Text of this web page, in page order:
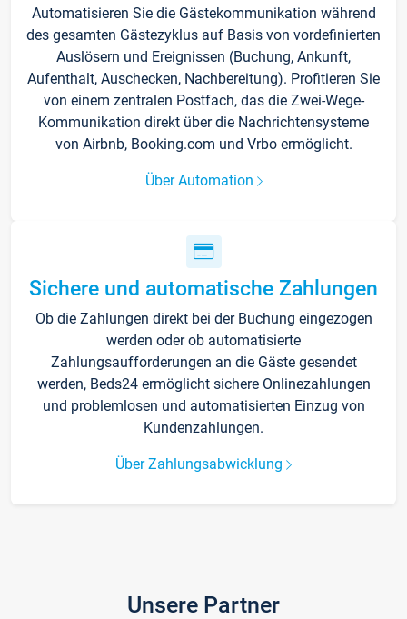
Automatisieren Sie die Gästekommunikation während
des gesamten Gästezyklus auf Basis von vordefinierten
Auslösern und Ereignissen (Buchung, Ankunft,
Aufenthalt, Auschecken, Nachbereitung). Profitieren Sie
von einem zentralen Postfach, das die Zwei-Wege-
Kommunikation direkt über die Nachrichtensysteme
von Airbnb, Booking.com und Vrbo ermöglicht.
Über Automation
Sichere und automatische Zahlungen
Ob die Zahlungen direkt bei der Buchung eingezogen
werden oder ob automatisierte
Zahlungsaufforderungen an die Gäste gesendet
werden, Beds24 ermöglicht sichere Onlinezahlungen
und problemlosen und automatisierten Einzug von
Kundenzahlungen.
Über Zahlungsabwicklung
Unsere Partner